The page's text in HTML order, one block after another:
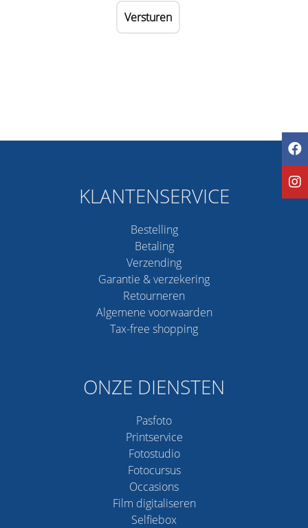
Versturen
KLANTENSERVICE
Bestelling
Betaling
Verzending
Garantie & verzekering
Retourneren
Algemene voorwaarden
Tax-free shopping
ONZE DIENSTEN
Pasfoto
Printservice
Fotostudio
Fotocursus
Occasions
Film digitaliseren
Selfiebox